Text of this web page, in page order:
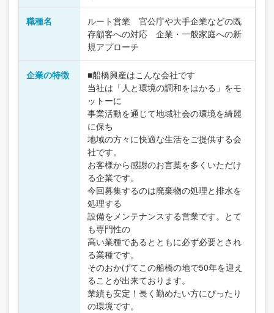
職種名
ルート営業 官公庁や大手企業などの既
存顧客への対応 企業・一般家庭への新
規アプローチ
企業の特徴
■船橋興産はこんな会社です
当社は「人と環境の調和をはかる」をモ
ットーに
事業活動を通じて地域社会の環境を綺麗
に保ち
地域の方々に快適な生活をご提供する会
社です。
お客様から感謝のお言葉を多くいただけ
る企業です。
今回募集するのは廃棄物の処理と排水を
処理する
設備をメンテナンスする営業です。とて
も専門性の
高い業種であるとともに必ず必要とされ
る業種です。
そのおかげてこの船橋の地で50年を迎え
ることが出来ております。
業績も安定！長く勤めたい方にぴったり
の環境です。